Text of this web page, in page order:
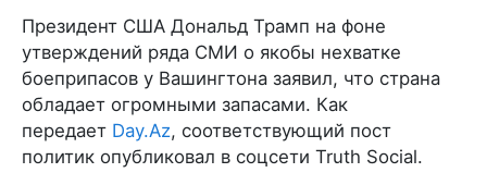
Президент США Дональд Трамп на фоне
утверждений ряда СМИ о якобы нехватке
боеприпасов у Вашингтона заявил, что страна
обладает огромными запасами. Как
передает Day.Az, cоответствующий пост
политик опубликовал в соцсети Truth Social.